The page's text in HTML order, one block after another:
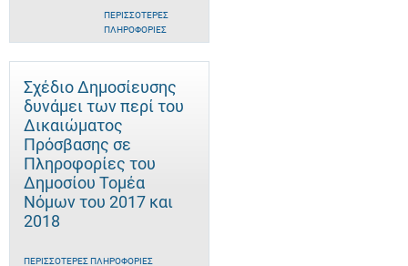
ΠΕΡΙΣΣΌΤΕΡΕΣ
ΠΛΗΡΟΦΟΡΊΕΣ
Σχέδιο Δημοσίευσης
δυνάμει των περί του
Δικαιώματος
Πρόσβασης σε
Πληροφορίες του
Δημοσίου Τομέα
Νόμων του 2017 και
2018
ΠΕΡΙΣΣΌΤΕΡΕΣ ΠΛΗΡΟΦΟΡΊΕΣ